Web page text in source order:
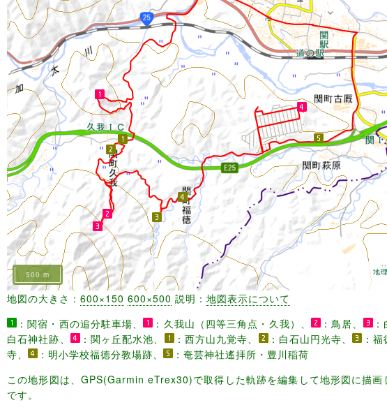
地
500 m
地図の大きさ： 600×150 600×500 説明： 地図表示について
：関宿・西の追分駐車場、
：久我山（四等三角点・久我）、 ：鳥居、
：
白石神社跡、
：関ヶ丘配水池、 ：西方山九覚寺、 ：白石山円光寺、
：
寺、
：明小学校福徳分教場跡、
：奄芸神社遙拝所・豊川稲荷
この地形図は、GPS(Garmin eTrex30)で取得した軌跡を編集して地形図に描画
です。